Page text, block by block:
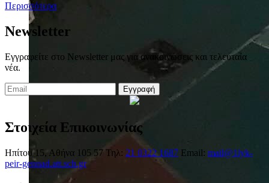
Περισσότερα
Newsletter
Εγγραφείτε στο Newsletter μας για ανακοινώσεις και τελευταία
νέα.
Εγγραφή
Στοιχεία Επικοινωνίας
Ηπίτου 15, Αθήνα 105 57 Τηλ: 21 0322 1687 Email: mail@1lyk-
peir-gennad.att.sch.gr